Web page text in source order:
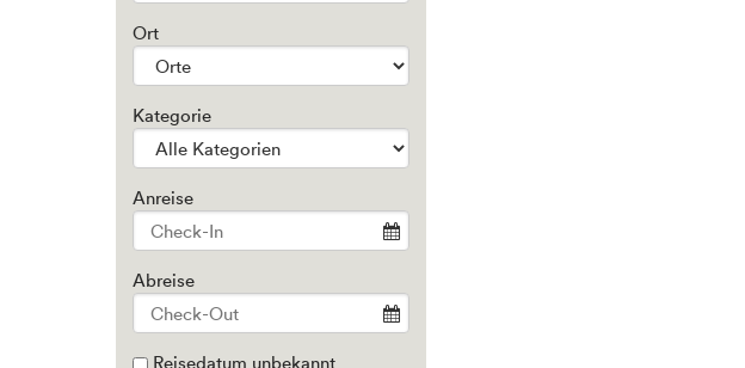
Ort
Kategorie
Anreise
Abreise
Reisedatum unbekannt